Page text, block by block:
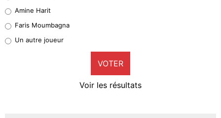
1%
9%
Amine Harit
Faris Moumbagna
Un autre joueur
VOTER
Voir les résultats